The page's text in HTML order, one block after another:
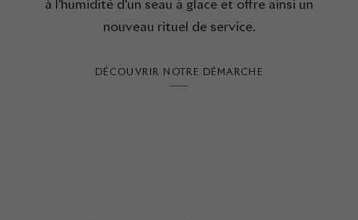
à l'humidité d'un seau à glace et offre ainsi un
nouveau rituel de service.
DÉCOUVRIR NOTRE DÉMARCHE